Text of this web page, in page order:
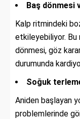
Baş dönmesi
Kalp ritmindeki
etkileyebiliyor. Bu
dönmesi, göz
durumunda
Soğuk
Aniden başlayan
problemlerinde